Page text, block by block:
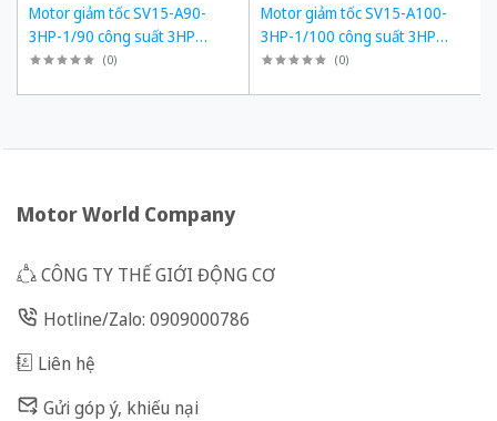
Motor giảm tốc SV15-A90-
3HP-1/90 công suất 3HP
(2200W) 2,2kW 1/90 kiểu lắp
(0)
Motor giảm tốc SV15-A100-
3HP-1/100 công suất 3HP
(2200W) 2,2kW 1/100 kiểu lắp
(0)
Motor World Company
CÔNG TY THẾ GIỚI ĐỘNG CƠ
Hotline/Zalo: 0909000786
Liên hệ
Gửi góp ý, khiếu nại